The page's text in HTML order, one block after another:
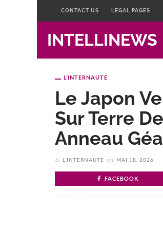
CONTACT US LEGAL PAGES
INTELLINEWS
L’INTERNAUTE
Le Japon
Sur Terre
Anneau
L’INTERNAUTE on MAI 18, 2026
FACEBOOK